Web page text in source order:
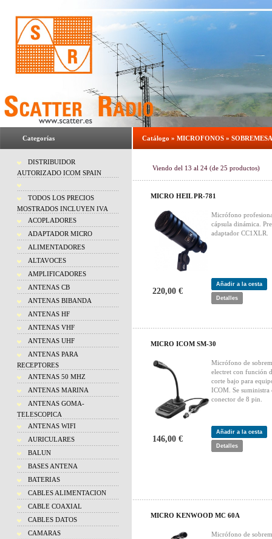
Categorías
DISTRIBUIDOR
AUTORIZADO ICOM SPAIN
TODOS LOS PRECIOS
MOSTRADOS INCLUYEN IVA
ACOPLADORES
ADAPTADOR MICRO
ALIMENTADORES
ALTAVOCES
AMPLIFICADORES
ANTENAS CB
ANTENAS BIBANDA
ANTENAS HF
ANTENAS VHF
ANTENAS UHF
ANTENAS PARA
RECEPTORES
ANTENAS 50 MHZ
ANTENAS MARINA
ANTENAS GOMA-
TELESCOPICA
ANTENAS WIFI
AURICULARES
BALUN
BASES ANTENA
BATERIAS
CABLES ALIMENTACION
CABLE COAXIAL
CABLES DATOS
CAMARAS
Catálogo » MICROFONOS » SOBREMESA
Viendo del 13 al 24 (de 25 productos)
MICRO HEIL PR-781
Micrófono
cápsula dinámica.
adaptador CC1XLR.
220,00 €
Añadir a la cesta
Detalles
MICRO ICOM SM-30
Micrófono de
electret con función
corte bajo para
ICOM. Se suministra
conector de 8 pin.
146,00 €
Añadir a la cesta
Detalles
MICRO KENWOOD MC 60A
Micrófono de